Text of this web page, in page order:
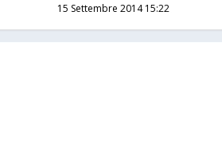
15 Settembre 2014 15:22